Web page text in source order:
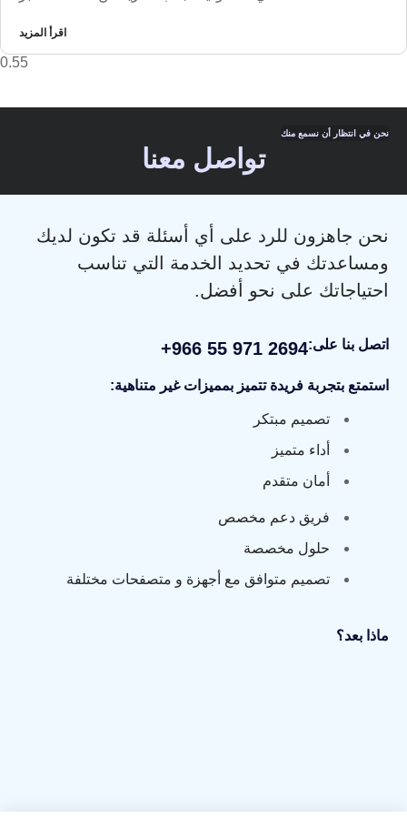
اقرأ المزيد
نحن في انتظار أن نسمع منك
تواصل معنا
نحن جاهزون للرد على أي أسئلة قد تكون لديك
ومساعدتك في تحديد الخدمة التي تناسب
احتياجاتك على نحو أفضل.
اتصل بنا على:+966 55 971 2694
استمتع بتجربة فريدة تتميز بمميزات غير متناهية:
تصميم مبتكر
أداء متميز
أمان متقدم
فريق دعم مخصص
حلول مخصصة
تصميم متوافق مع أجهزة و متصفحات مختلفة
ماذا بعد؟